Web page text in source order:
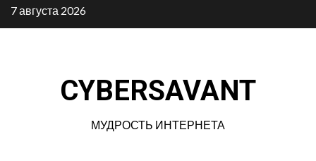
Перейти
к
7 августа 2026
CYBERSAVANT
МУДРОСТЬ ИНТЕРНЕТА